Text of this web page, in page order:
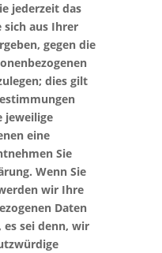
jederzeit das
sich aus Ihrer
gegen die
dies gilt
jeweilige
eine
Sie
Wenn Sie
wir Ihre
Daten
sei denn, wir